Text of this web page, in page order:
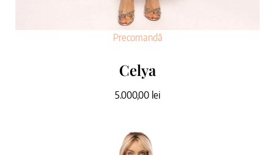
Precomandă
Celya
5.000,00 lei